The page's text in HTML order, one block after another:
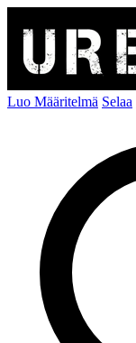
Luo Määritelmä Selaa